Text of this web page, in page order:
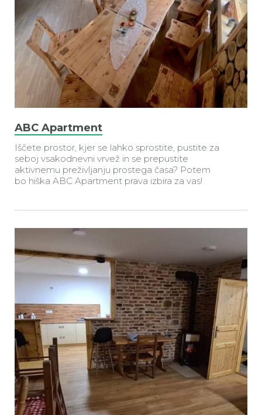
ABC Apartment
Iščete prostor, kjer se lahko sprostite, pustite za
seboj vsakodnevni vrvež in se prepustite
aktivnemu preživljanju prostega časa? Potem
bo hiška ABC Apartment prava izbira za vas!